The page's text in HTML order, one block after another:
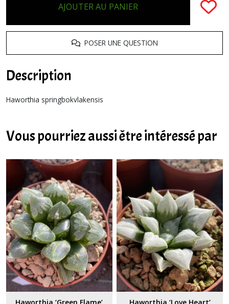
AJOUTER AU PANIER
POSER UNE QUESTION
Description
Haworthia springbokvlakensis
Vous pourriez aussi être intéressé par